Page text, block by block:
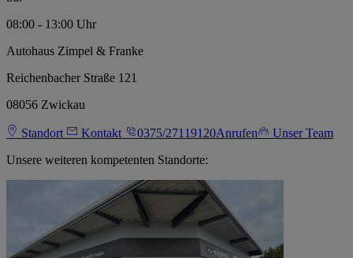
08:00 - 13:00 Uhr
Autohaus Zimpel & Franke
Reichenbacher Straße 121
08056 Zwickau
Standort Kontakt 0375/27119120Anrufen
Unser Team
Unsere weiteren kompetenten Standorte: